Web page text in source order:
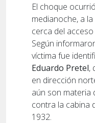
El choque
medianoche, a
cerca del
Según
víctima fue
Eduardo Pretel,
en dirección
aún son materia
contra la cabina
1932.